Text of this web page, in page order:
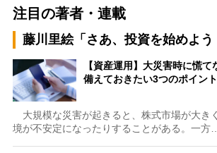
注目の著者・連載
藤川里絵「さあ、投資を始めよう
【資産運用】大災害時に慌
備えておきたい3つのポイン
大規模な災害が起きると、株式市場が大き
境が不安定になったりすることがある。一方…